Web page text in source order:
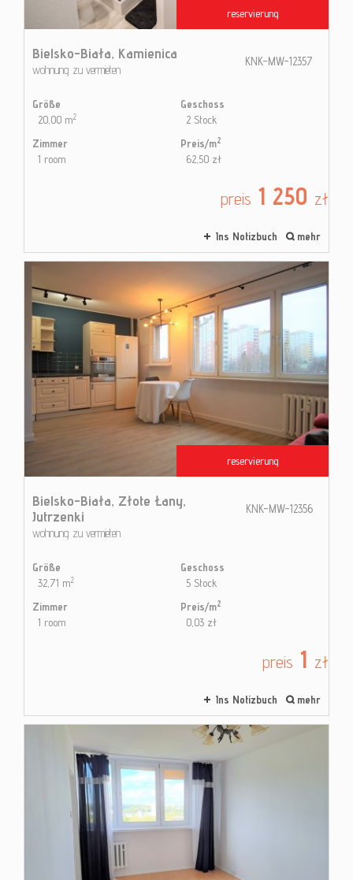
reservierung
Bielsko-Biała, Kamienica
wohnung zu vermieten
KNK-MW-12357
Größe
20,00 m2
Geschoss
2 Stock
Zimmer
1 room
Preis/m2
62,50 zł
preis 1 250 zł
Ins Notizbuch mehr
reservierung
Bielsko-Biała, Złote Łany,
Jutrzenki
wohnung zu vermieten
KNK-MW-12356
Größe
32,71 m2
Geschoss
5 Stock
Zimmer
1 room
Preis/m2
0,03 zł
preis 1 zł
Ins Notizbuch mehr